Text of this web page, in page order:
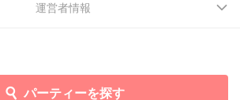
パーティーを探す
運営者情報